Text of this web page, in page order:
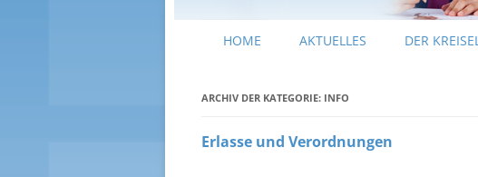
HOME AKTUELLES DER
ARCHIV DER KATEGORIE: INFO
Erlasse und Verordnungen